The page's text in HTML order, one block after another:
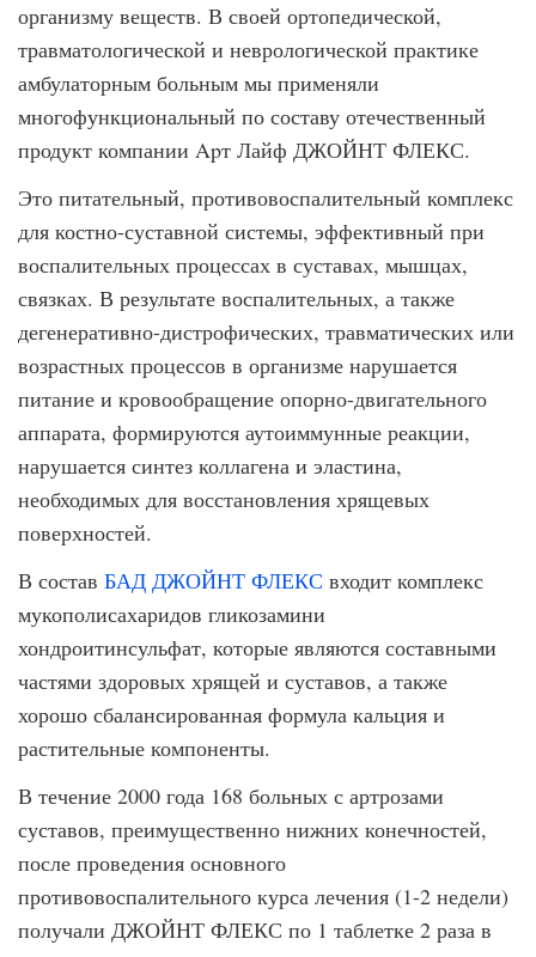
организму веществ. В своей ортопедической,
травматологической и неврологической практике
амбулаторным больным мы применяли
многофункциональный по составу отечественный
продукт компании Apт Лайф ДЖОЙНТ ФЛЕКС.
Это питательный, противовоспалительный комплекс
для костно-суставной системы, эффективный при
воспалительных процессах в суставах, мышцах,
связках. В результате воспалительных, а также
дегенеративно-дистрофических, травматических или
возрастных процессов в организме нарушается
питание и кровообращение опорно-двигательного
аппарата, формируются аутоиммунные реакции,
нарушается синтез коллагена и эластина,
необходимых для восстановления хрящевых
поверхностей.
В состав БАД ДЖОЙНТ ФЛЕКС входит комплекс
мукополисахаридов гликозамини
хондроитинсульфат, которые являются составными
частями здоровых хрящей и суставов, а также
хорошо сбалансированная формула кальция и
растительные компоненты.
В течение 2000 года 168 больных с артрозами
суставов, преимущественно нижних конечностей,
после проведения основного
противовоспалительного курса лечения (1-2 недели)
получали ДЖОЙНТ ФЛЕКС по 1 таблетке 2 раза в